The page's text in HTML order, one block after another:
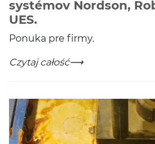
systémov Nordson,
UES.-Czytaj całość
Ponuka pre firmy.
Servisné prehliadky lepiacich
-Czytaj całość